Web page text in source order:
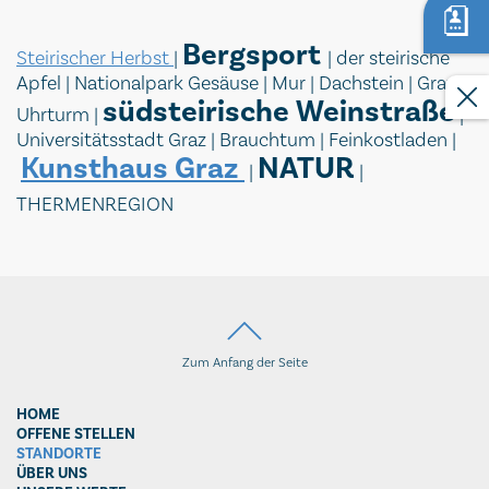
Steirischer Herbst | Bergsport | der steirische
Apfel | Nationalpark Gesäuse | Mur | Dachstein | Grazer
Uhrturm | südsteirische Weinstraße|
Universitätsstadt Graz | Brauchtum | Feinkostladen |
Kunsthaus Graz | NATUR |
THERMENREGION
Zum Anfang der Seite
HOME
OFFENE STELLEN
STANDORTE
ÜBER UNS